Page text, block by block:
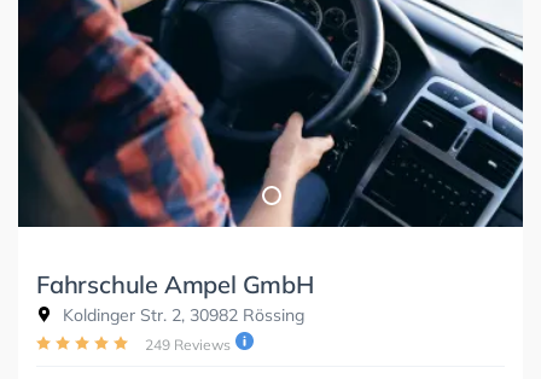
Fahrschule Ampel GmbH
Koldinger Str. 2, 30982 Rössing
249 Reviews